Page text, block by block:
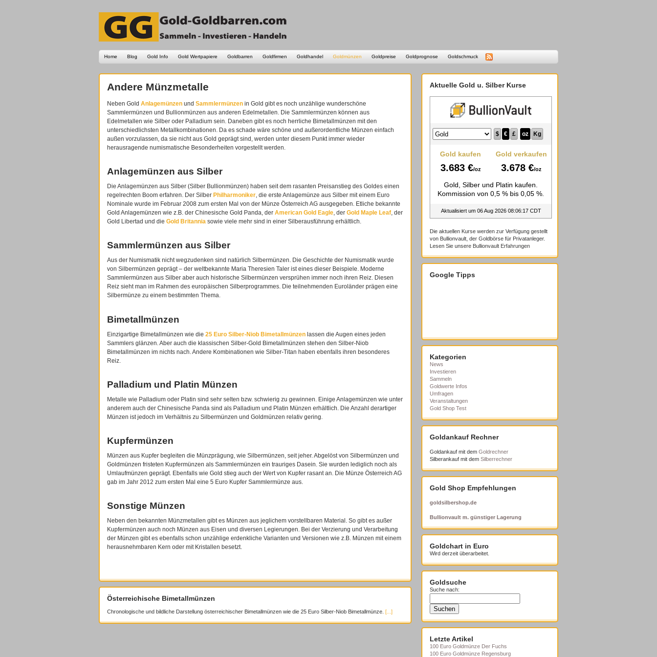
Home Blog Gold Info Gold Wertpapiere Goldbarren Goldfirmen Goldhandel Goldmünzen Goldpreise Goldprognose Goldschmuck
Andere Münzmetalle
Neben Gold Anlagemünzen und Sammlermünzen in Gold gibt es noch unzählige wunderschöne
Sammlermünzen und Bullionmünzen aus anderen Edelmetallen. Die Sammlermünzen können aus
Edelmetallen wie Silber oder Palladium sein. Daneben gibt es noch herrliche Bimetallmünzen mit den
unterschiedlichsten Metallkombinationen. Da es schade wäre schöne und außerordentliche Münzen einfach
außen vorzulassen, da sie nicht aus Gold geprägt sind, werden unter diesem Punkt immer wieder
herausragende numismatische Besonderheiten vorgestellt werden.
Anlagemünzen aus Silber
Die Anlagemünzen aus Silber (Silber Bullionmünzen) haben seit dem rasanten Preisanstieg des Goldes einen
regelrechten Boom erfahren. Der Silber Philharmoniker, die erste Anlagemünze aus Silber mit einem Euro
Nominale wurde im Februar 2008 zum ersten Mal von der Münze Österreich AG ausgegeben. Etliche bekannte
Gold Anlagemünzen wie z.B. der Chinesische Gold Panda, der American Gold Eagle, der Gold Maple Leaf, der
Gold Libertad und die Gold Britannia sowie viele mehr sind in einer Silberausführung erhältlich.
Sammlermünzen aus Silber
Aus der Numismatik nicht wegzudenken sind natürlich Silbermünzen. Die Geschichte der Numismatik wurde
von Silbermünzen geprägt – der weltbekannte Maria Theresien Taler ist eines dieser Beispiele. Moderne
Sammlermünzen aus Silber aber auch historische Silbermünzen versprühen immer noch ihren Reiz. Diesen
Reiz sieht man im Rahmen des europäischen Silberprogrammes. Die teilnehmenden Euroländer prägen eine
Silbermünze zu einem bestimmten Thema.
Bimetallmünzen
Einzigartige Bimetallmünzen wie die 25 Euro Silber-Niob Bimetallmünzen lassen die Augen eines jeden
Sammlers glänzen. Aber auch die klassischen Silber-Gold Bimetallmünzen stehen den Silber-Niob
Bimetallmünzen im nichts nach. Andere Kombinationen wie Silber-Titan haben ebenfalls ihren besonderes
Reiz.
Palladium und Platin Münzen
Metalle wie Palladium oder Platin sind sehr selten bzw. schwierig zu gewinnen. Einige Anlagemünzen wie unter
anderem auch der Chinesische Panda sind als Palladium und Platin Münzen erhältlich. Die Anzahl derartiger
Münzen ist jedoch im Verhältnis zu Silbermünzen und Goldmünzen relativ gering.
Kupfermünzen
Münzen aus Kupfer begleiten die Münzprägung, wie Silbermünzen, seit jeher. Abgelöst von Silbermünzen und
Goldmünzen fristeten Kupfermünzen als Sammlermünzen ein trauriges Dasein. Sie wurden lediglich noch als
Umlaufmünzen geprägt. Ebenfalls wie Gold stieg auch der Wert von Kupfer rasant an. Die Münze Österreich AG
gab im Jahr 2012 zum ersten Mal eine 5 Euro Kupfer Sammlermünze aus.
Sonstige Münzen
Neben den bekannten Münzmetallen gibt es Münzen aus jeglichem vorstellbaren Material. So gibt es außer
Kupfermünzen auch noch Münzen aus Eisen und diversen Legierungen. Bei der Verzierung und Verarbeitung
der Münzen gibt es ebenfalls schon unzählige erdenkliche Varianten und Versionen wie z.B. Münzen mit einem
herausnehmbaren Kern oder mit Kristallen besetzt.
Österreichische Bimetallmünzen
Chronologische und bildliche Darstellung österreichischer Bimetallmünzen wie die 25 Euro Silber-Niob Bimetallmünze. [...]
Aktuelle Gold u. Silber Kurse
Die aktuellen Kurse werden zur Verfügung gestellt
von Bullionvault, der Goldbörse für Privatanleger.
Lesen Sie unsere Bullionvault Erfahrungen
Google Tipps
Kategorien
News
Investieren
Sammeln
Goldwerte Infos
Umfragen
Veranstaltungen
Gold Shop Test
Goldankauf Rechner
Goldankauf mit dem Goldrechner
Silberankauf mit dem Silberrechner
Gold Shop Empfehlungen
goldsilbershop.de
Bullionvault m. günstiger Lagerung
Goldchart in Euro
Wird derzeit überarbeitet.
Goldsuche
Suche nach:
Letzte Artikel
100 Euro Goldmünze Der Fuchs
100 Euro Goldmünze Regensburg